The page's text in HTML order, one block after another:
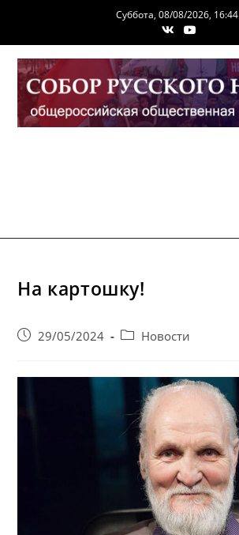
содержимому
Суббота, 08/08/2026, 16:44
На картошку!
Запись29/05/2024
PostНовости